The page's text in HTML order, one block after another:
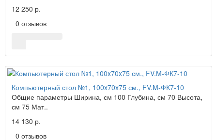
12 250 р.
0 отзывов
Компьютерный стол №1, 100x70x75 см., FV.M-ФК7-10
Общие параметры Ширина, см 100 Глубина, см 70 Высота,
см 75 Мат..
14 130 р.
0 отзывов